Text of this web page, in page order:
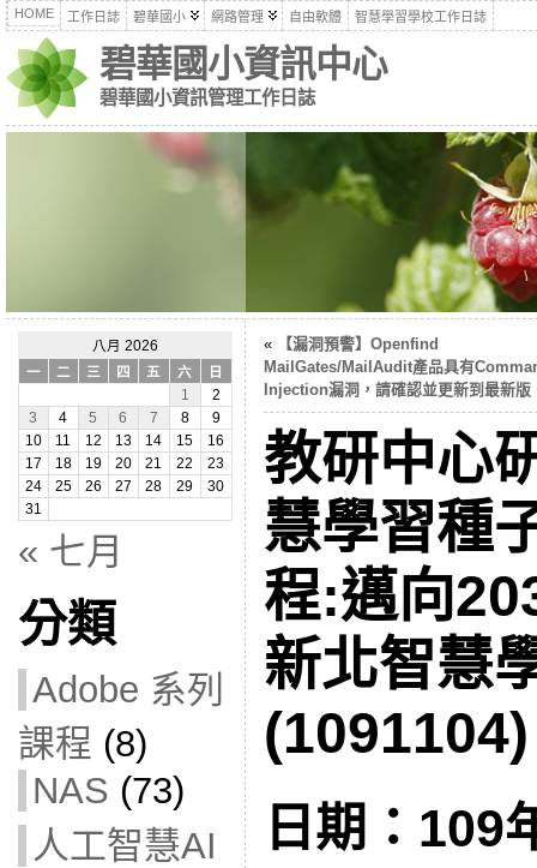
HOME 工作日誌 碧華國小 網路管理 自由軟體 智慧學習學校工作日誌
碧華國小資訊中心
碧華國小資訊管理工作日誌
八月 2026
一
二 三 四 五 六
日
1
2
3
4 5 6 7 8
9
10
11 12 13 14 15
16
17
18 19 20 21 22
23
24
25 26 27 28 29
30
31
« 七月
分類
Adobe 系列
課程 (8)
NAS (73)
人工智慧AI
«
【漏洞預警】Openfind
MailGates/MailAudit產品具有
Injection漏洞，請確認並更新到最新版
教研中心
慧學習種
程:邁向
新北智慧
(1091104)
日期：109